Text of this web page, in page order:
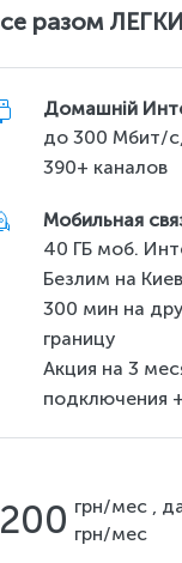
разом
Домашній
до 300 Мбит/
390+ каналов
Мобильная
40 ГБ моб.
Безлим на
300 мин на
границу
Акция на 3
подключения
200 грн/мес ,
грн/мес